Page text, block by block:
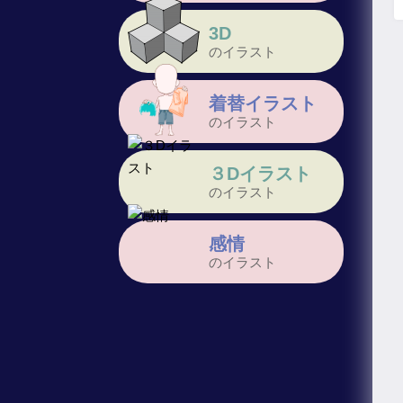
3D
のイラスト
着替イラスト
のイラスト
３Dイラスト
のイラスト
感情
のイラスト